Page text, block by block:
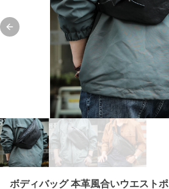
Previous slide
ボディバッグ 本革風合いウエスト